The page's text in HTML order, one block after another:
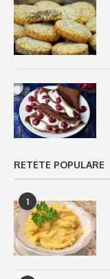
RETETE POPULARE
1